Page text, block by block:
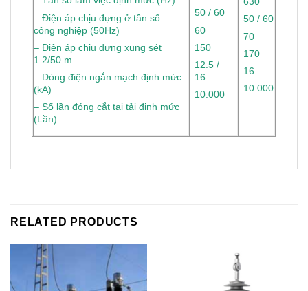
– Điện áp chịu đựng ở tần số
công nghiệp (50Hz)
– Điện áp chịu đựng xung sét
1.2/50 m
– Dòng điện ngắn mạch định mức
(kA)
– Số lần đóng cắt tại tải định mức
(Lần)
50 / 60
60
150
12.5 /
16
10.000
50 / 60
70
170
16
10.000
RELATED PRODUCTS